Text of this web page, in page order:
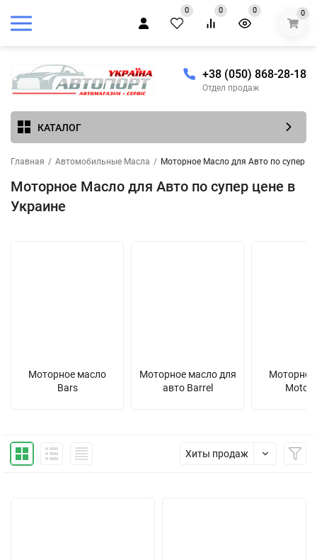
0 0 0 0
+38 (050) 868-28-18
Отдел продаж
КАТАЛОГ
Главная / Автомобильные Масла / Моторное Масло для Авто по супер
Моторное Масло для Авто по супер цене в
Украине
Моторное масло
Bars
Моторное масло для
авто Barrel
Motor
Хиты продаж